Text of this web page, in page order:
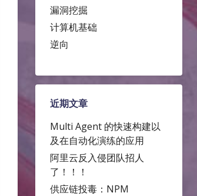
漏洞挖掘
计算机基础
逆向
近期文章
Multi Agent 的快速构建以
及在自动化演练的应用
阿里云反入侵团队招人
了！！！
供应链投毒：NPM